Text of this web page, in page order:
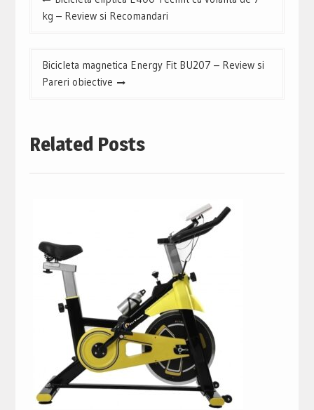
kg – Review si Recomandari
Bicicleta magnetica Energy Fit BU207 – Review si
Pareri obiective
Related Posts